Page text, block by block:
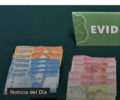
Noticia del Día